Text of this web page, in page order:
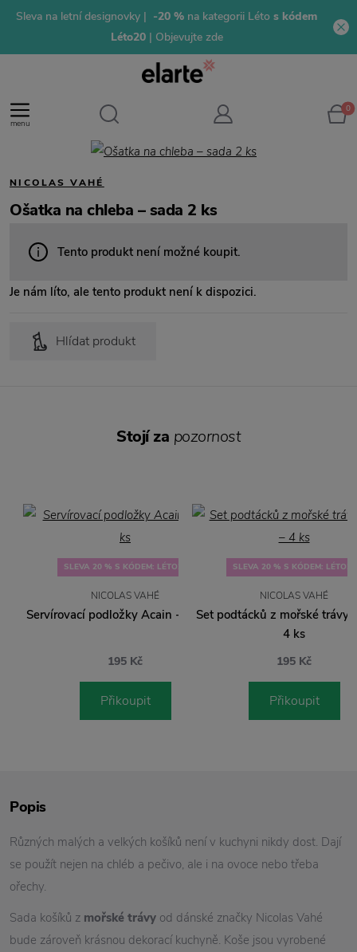
Sleva na letní designovky | -20 % na kategorii Léto s kódem
Léto20 | Objevujte zde
menu
0
NICOLAS VAHÉ
Ošatka na chleba – sada 2 ks
Tento produkt není možné koupit.
Je nám líto, ale tento produkt není k dispozici.
Hlídat produkt
Popis
Různých malých a velkých košíků není v kuchyni nikdy dost. Dají
se použít nejen na chléb a pečivo, ale i na ovoce nebo třeba
ořechy.
Sada košíků z mořské trávy od dánské značky Nicolas Vahé
bude zároveň krásnou dekorací kuchyně. Koše jsou vyrobené
Stojí za pozornost
SLEVA 20 % S KÓDEM: LÉTO20
NICOLAS VAHÉ
Servírovací podložky Acain - set 2 ks
195 Kč
Přikoupit
SLEVA 20 % S KÓDEM: LÉTO20
NICOLAS VAHÉ
Set podtácků z mořské trávy
4 ks
195 Kč
Přikoupit